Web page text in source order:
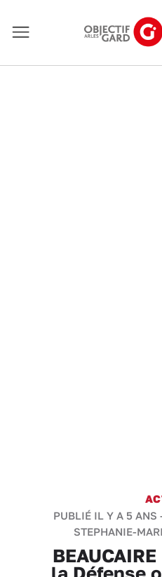
PUBLIÉ IL Y A 5 ANS
STEPHANIE-